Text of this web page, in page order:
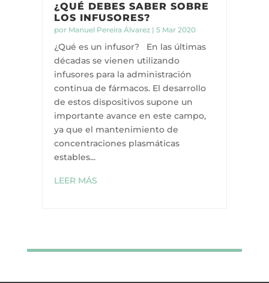
¿QUÉ DEBES SABER SOBRE
LOS INFUSORES?
por Manuel Pereira Álvarez| 5 Mar 2020
¿Qué es un infusor? En las últimas
décadas se vienen utilizando
infusores para la administración
continua de fármacos. El desarrollo
de estos dispositivos supone un
importante avance en este campo,
ya que el mantenimiento de
concentraciones plasmáticas
estables...
LEER MÁS